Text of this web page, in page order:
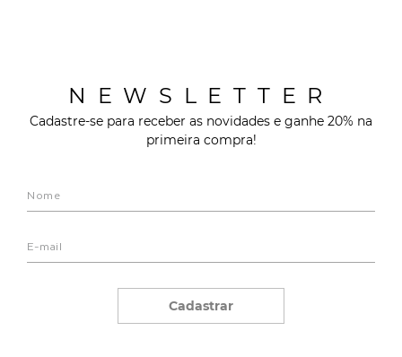
NEWSLETTER
Cadastre-se para receber as novidades e ganhe 20% na
primeira compra!
Cadastrar